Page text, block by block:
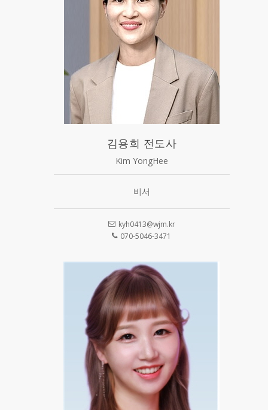
김용희 전도사
Kim YongHee
비서
kyh0413@wjm.kr
070-5046-3471